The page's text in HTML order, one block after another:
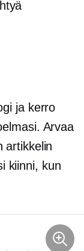
ja kerro
Arvaa
artikkelin
kiinni, kun